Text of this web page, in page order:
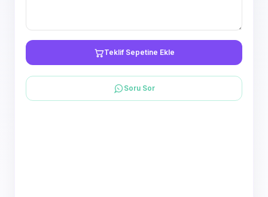
Teklif Sepetine Ekle
Soru Sor